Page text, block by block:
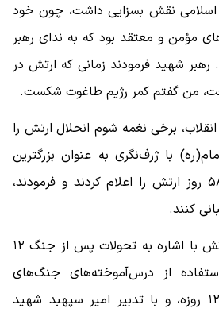
اسلامی نقش بسزایی داشت، چون خود
مؤمن و معتقد بود که به ندای رهبر
رهبر شهید فرمودند زمانی که ارتش در
من گفتم کمر رژیم طاغوت شکست.
برخی نغمه شوم انحلال ارتش را
با ژرف‌نگری به عنوان بزرگترین
حامی ارتش، فروردین ۵۸ روز ارتش را اعلام کردند و فرمودند،
کنند.
فرمانده نیروی زمینی ارتش با اشاره به تحولات پس از جنگ ۱۲
از درس‌آموخته‌های جنگ‌های
تحمیلی به ویژه جنگ ۱۲ روزه، و با تدبیر امیر سپهبد شهید